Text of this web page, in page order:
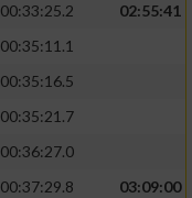
00:33:25.2
02:55:41
00:35:11.1
00:35:16.5
00:35:21.7
00:36:27.0
00:37:29.8
03:09:00